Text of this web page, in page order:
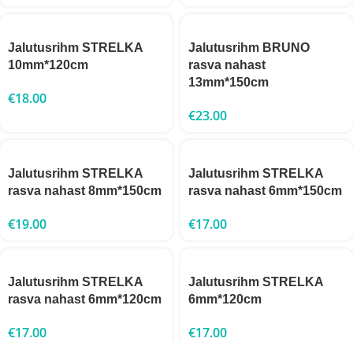
Jalutusrihm STRELKA
10mm*120cm
€18.00
Jalutusrihm BRUNO
rasva nahast
13mm*150cm
€23.00
Jalutusrihm STRELKA
rasva nahast 8mm*150cm
€19.00
Jalutusrihm STRELKA
rasva nahast 6mm*150cm
€17.00
Jalutusrihm STRELKA
rasva nahast 6mm*120cm
€17.00
Jalutusrihm STRELKA
6mm*120cm
€17.00